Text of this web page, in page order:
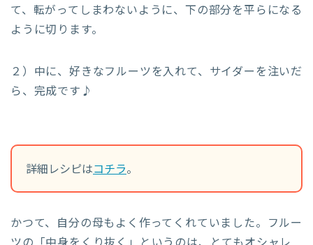
て、転がってしまわないように、下の部分を平らになる
ように切ります。
２）中に、好きなフルーツを入れて、サイダーを注いだ
ら、完成です♪
詳細レシピはコチラ。
かつて、自分の母もよく作ってくれていました。フルー